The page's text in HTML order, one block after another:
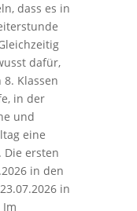
dass es in
dafür,
Klassen
in der
und
eine
Die ersten
in den
in